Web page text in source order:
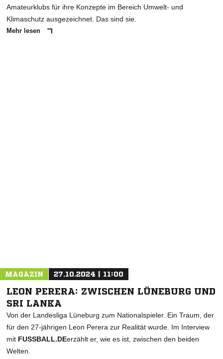
Amateurklubs für ihre Konzepte im Bereich Umwelt- und
Klimaschutz ausgezeichnet. Das sind sie.
Mehr lesen
MAGAZIN 27.10.2024 | 11:00
LEON PERERA: ZWISCHEN LÜNEBURG UND
SRI LANKA
Von der Landesliga Lüneburg zum Nationalspieler. Ein Traum, der
für den 27-jährigen Leon Perera zur Realität wurde. Im Interview
mit FUSSBALL.DEerzählt er, wie es ist, zwischen den beiden
Welten.